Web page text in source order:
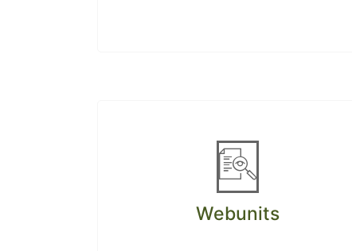
Webunits